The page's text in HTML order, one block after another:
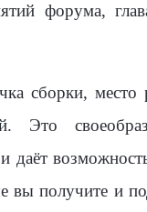
форума,
сборки, место
Это
даёт
вы получите и